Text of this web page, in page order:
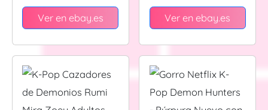
Púrpura
Ver en ebay.es
Ver en ebay.es